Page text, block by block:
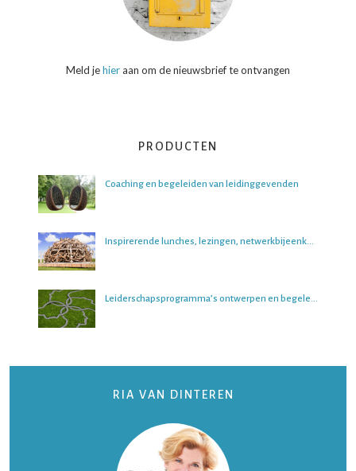
Meld jehieraan om de nieuwsbrief te ontvangen
PRODUCTEN
Coaching en begeleiden van leidinggevenden
Inspirerende lunches, lezingen, netwerkbijeenkomsten en boeksessies
Leiderschapsprogramma’s ontwerpen en begeleiden
RIA VAN DINTEREN